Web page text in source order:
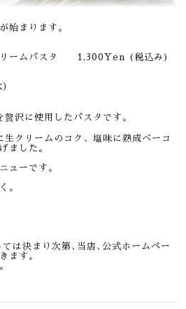
始まります。
リームパスタ 1,300 Yen (税込み)
沢に使用したパスタです。
クリームのコク、塩味に熟成ベーコ
ました。
ューです。
。
は決まり次第､当店､公式ホームペー
ます。